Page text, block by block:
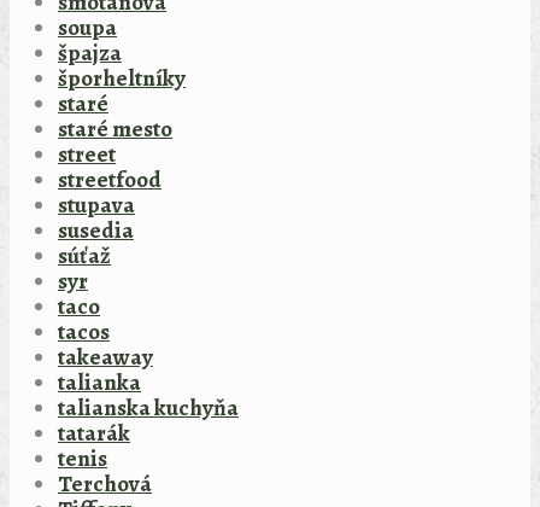
soupa
špajza
šporheltníky
staré
staré mesto
street
streetfood
stupava
susedia
súťaž
syr
taco
tacos
takeaway
talianka
talianska kuchyňa
tatarák
tenis
Terchová